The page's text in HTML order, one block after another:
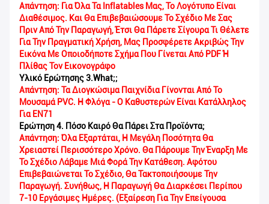
Απάντηση: Για Όλα Τα Inflatables Μας, Το Λογότυπο Είναι
Διαθέσιμος. Και Θα Επιβεβαιώσουμε Το Σχέδιο Με Σας
Πριν Από Την Παραγωγή, Έτσι Θα Πάρετε Σίγουρα Τι Θέλετε
Για Την Πραγματική Χρήση, Μας Προσφέρετε Ακριβώς Την
Εικόνα Με Οποιοδήποτε Σχήμα Που Γίνεται Από PDF Ή
Πλίθας Τον Εικονογράφο
Υλικό Ερώτησης 3.What;;
Απάντηση: Τα Διογκώσιμα Παιχνίδια Γίνονται Από Το
Μουσαμά PVC. Η Φλόγα - Ο Καθυστερών Είναι Κατάλληλος
Για EN71
Ερώτηση 4. Πόσο Καιρό Θα Πάρει Στα Προϊόντα;
Απάντηση: Όλα Εξαρτάται, Η Μεγάλη Ποσότητα Θα
Χρειαστεί Περισσότερο Χρόνο. Θα Πάρουμε Την Έναρξη Με
Το Σχέδιο Λάβαμε Μιά Φορά Την Κατάθεση. Αφότου
Επιβεβαιώνεται Το Σχέδιο, Θα Τακτοποιήσουμε Την
Παραγωγή. Συνήθως, Η Παραγωγή Θα Διαρκέσει Περίπου
7-10 Εργάσιμες Ημέρες. (Εξαίρεση Για Την Επείγουσα